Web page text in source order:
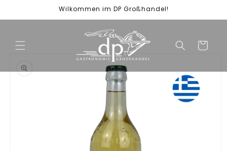
Inhalt
Wilkommen im DP Großhandel!
Warenkorb